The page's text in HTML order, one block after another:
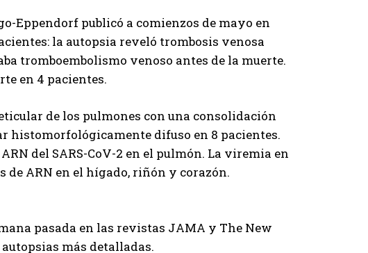
Eppendorf publicó a comienzos de mayo en
la autopsia reveló trombosis venosa
tromboembolismo venoso antes de la muerte.
en 4 pacientes.
de los pulmones con una consolidación
histomorfológicamente difuso en 8 pacientes.
del SARS-CoV-2 en el pulmón. La viremia en
de ARN en el hígado, riñón y corazón.
pasada en las revistas JAMA y The New
más detalladas.